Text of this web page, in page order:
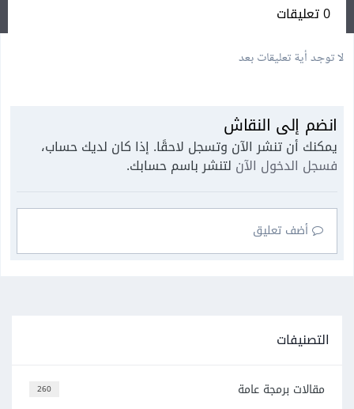
0 تعليقات
لا توجد أية تعليقات بعد
انضم إلى النقاش
يمكنك أن تنشر الآن وتسجل لاحقًا. إذا كان لديك حساب،
فسجل الدخول الآن لتنشر باسم حسابك.
أضف تعليق
التصنيفات
260 مقالات برمجة عامة